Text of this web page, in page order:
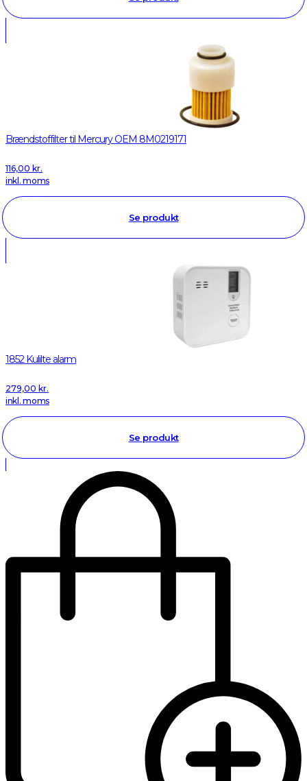
Brændstoffilter til Mercury OEM 8M0219171
116,00 kr.
inkl. moms
Se produkt
1852 Kulilte alarm
279,00 kr.
inkl. moms
Se produkt